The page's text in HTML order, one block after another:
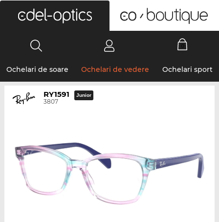
Ochelari de soare Ochelari de vedere Ochelari sport
RY1591
3807
Junior